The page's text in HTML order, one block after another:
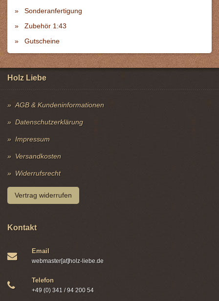
Sonderanfertigung
Zubehör 1:43
Gutscheine
Holz Liebe
AGB & Kundeninformationen
Datenschutzerklärung
Impressum
Versandkosten
Widerrufsrecht
Vertrag widerrufen
Kontakt
Email
webmaster[at]holz-liebe.de
Telefon
+49 (0) 341 / 94 200 54